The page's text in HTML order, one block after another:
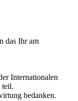
das Ihr am
Internationalen
teil.
bedanken.